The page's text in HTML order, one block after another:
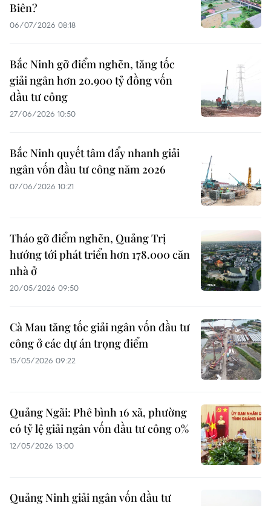
Biên?
06/07/2026 08:18
Bắc Ninh gỡ điểm nghẽn, tăng tốc
giải ngân hơn 20.900 tỷ đồng vốn
đầu tư công
27/06/2026 10:50
Bắc Ninh quyết tâm đẩy nhanh giải
ngân vốn đầu tư công năm 2026
07/06/2026 10:21
Tháo gỡ điểm nghẽn, Quảng Trị
hướng tới phát triển hơn 178.000 căn
nhà ở
20/05/2026 09:50
Cà Mau tăng tốc giải ngân vốn đầu tư
công ở các dự án trọng điểm
15/05/2026 09:22
Quảng Ngãi: Phê bình 16 xã, phường
có tỷ lệ giải ngân vốn đầu tư công 0%
12/05/2026 13:00
Quảng Ninh giải ngân vốn đầu tư